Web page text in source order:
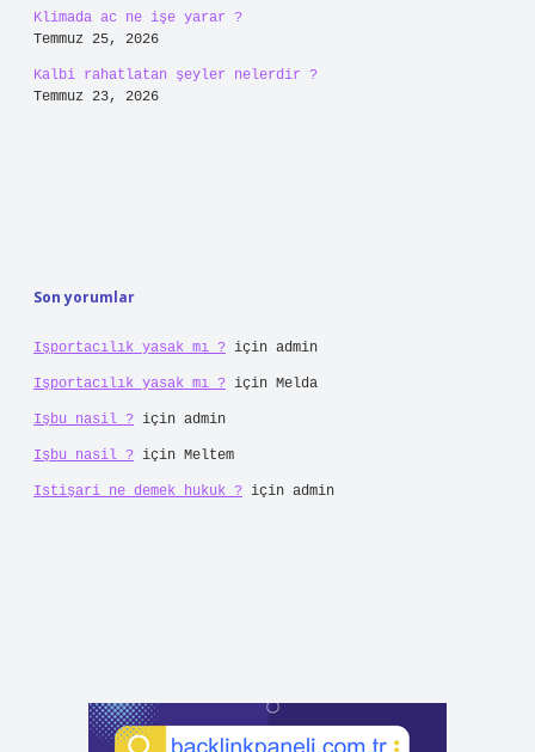
Klimada ac ne işe yarar ?
Temmuz 25, 2026
Kalbi rahatlatan şeyler nelerdir ?
Temmuz 23, 2026
Son yorumlar
Işportacılık yasak mı ? için admin
Işportacılık yasak mı ? için Melda
Işbu nasil ? için admin
Işbu nasil ? için Meltem
Istişari ne demek hukuk ? için admin